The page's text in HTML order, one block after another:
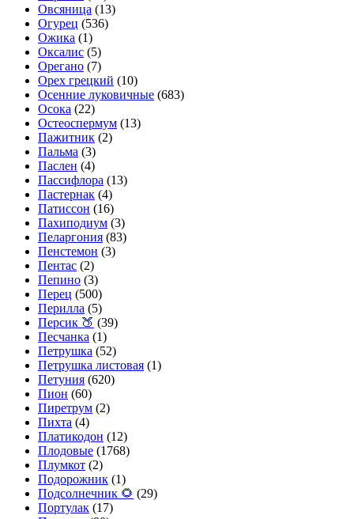
Овсяница (13)
Огурец (536)
Ожика (1)
Оксалис (5)
Орегано (7)
Орех грецкий (10)
Осенние луковичные (683)
Осока (22)
Остеоспермум (13)
Пажитник (2)
Пальма (3)
Паслен (4)
Пассифлора (13)
Пастернак (4)
Патиссон (16)
Пахиподиум (3)
Пеларгония (83)
Пенстемон (3)
Пентас (2)
Пепино (3)
Перец (500)
Перилла (5)
Персик 🍑 (39)
Песчанка (1)
Петрушка (52)
Петрушка листовая (1)
Петуния (620)
Пион (60)
Пиретрум (2)
Пихта (4)
Платикодон (12)
Плодовые (1768)
Плумкот (2)
Подорожник (1)
Подсолнечник 🌻 (29)
Портулак (17)